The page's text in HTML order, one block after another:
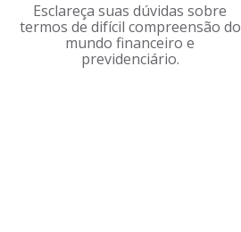
Esclareça suas dúvidas sobre
termos de difícil compreensão do
mundo financeiro e
previdenciário.